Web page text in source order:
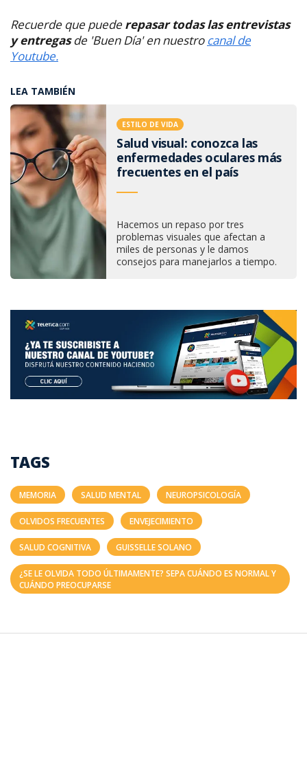
Recuerde que puede repasar todas las entrevistas
y entregasde 'Buen Día' en nuestro canal de
Youtube.
LEA TAMBIÉN
ESTILO DE VIDA
Salud visual: conozca las
enfermedades oculares más
frecuentes en el país
Hacemos un repaso por tres
problemas visuales que afectan a
miles de personas y le damos
consejos para manejarlos a tiempo.
TAGS
MEMORIA SALUD MENTAL NEUROPSICOLOGÍA
OLVIDOS FRECUENTES ENVEJECIMIENTO
SALUD COGNITIVA GUISSELLE SOLANO
¿SE LE OLVIDA TODO ÚLTIMAMENTE? SEPA CUÁNDO ES NORMAL Y
CUÁNDO PREOCUPARSE